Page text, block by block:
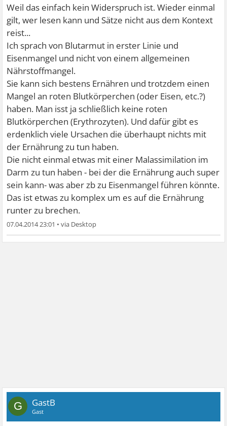
...
Aber allein, dass du nach der Blutspende umgekippt
bist, kann schon auf einen zuvor bestehenden Mangel
hindeuten.
Wieso widersprichst du dann mir so vehement?
Weil das einfach kein Widerspruch ist. Wieder einmal
gilt, wer lesen kann und Sätze nicht aus dem Kontext
reist...
Ich sprach von Blutarmut in erster Linie und
Eisenmangel und nicht von einem allgemeinen
Nährstoffmangel.
Sie kann sich bestens Ernähren und trotzdem einen
Mangel an roten Blutkörperchen (oder Eisen, etc.?)
haben. Man isst ja schließlich keine roten
Blutkörperchen (Erythrozyten). Und dafür gibt es
erdenklich viele Ursachen die überhaupt nichts mit
der Ernährung zu tun haben.
Die nicht einmal etwas mit einer Malassimilation im
Darm zu tun haben - bei der die Ernährung auch super
sein kann- was aber zb zu Eisenmangel führen könnte.
Das ist etwas zu komplex um es auf die Ernährung
runter zu brechen.
07.04.2014 23:01 •
G GastB
Gast